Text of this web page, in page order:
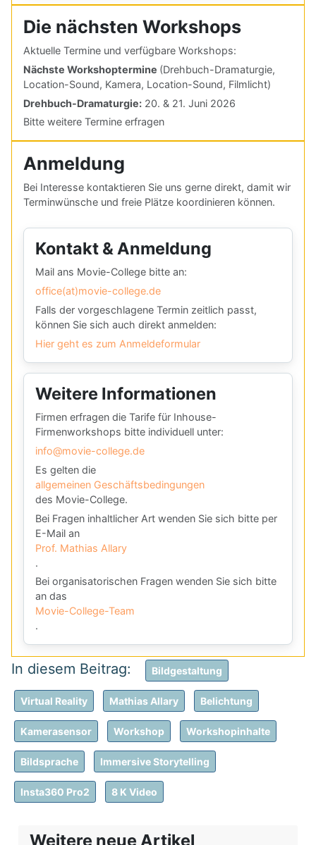
Die nächsten Workshops
Aktuelle Termine und verfügbare Workshops:
Nächste Workshoptermine (Drehbuch-Dramaturgie,
Location-Sound, Kamera, Location-Sound, Filmlicht)
Drehbuch-Dramaturgie: 20. & 21. Juni 2026
Bitte weitere Termine erfragen
Anmeldung
Bei Interesse kontaktieren Sie uns gerne direkt, damit wir
Terminwünsche und freie Plätze koordinieren können.
Kontakt & Anmeldung
Mail ans Movie-College bitte an:
office(at)movie-college.de
Falls der vorgeschlagene Termin zeitlich passt,
können Sie sich auch direkt anmelden:
Hier geht es zum Anmeldeformular
Weitere Informationen
Firmen erfragen die Tarife für Inhouse-
Firmenworkshops bitte individuell unter:
info@movie-college.de
Es gelten die
allgemeinen Geschäftsbedingungen
des Movie-College.
Bei Fragen inhaltlicher Art wenden Sie sich bitte per
E-Mail an
Prof. Mathias Allary
.
Bei organisatorischen Fragen wenden Sie sich bitte
an das
Movie-College-Team
.
Bildgestaltung
Virtual Reality Mathias Allary Belichtung
Kamerasensor Workshop Workshopinhalte
Bildsprache Immersive Storytelling
Insta360 Pro2 8 K Video
Weitere neue Artikel